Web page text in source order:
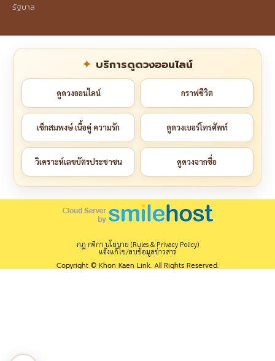
รัฐบาล
บริการดูดวงออนไลน์
ดูดวงออนไลน์ กราฟชีวิต
เช็กสมพงษ์ เนื้อคู่ ความรัก ดูดวงเบอร์โทรศัพท์
วิเคราะห์เลขบัตรประชาชน ดูดวงจากชื่อ
กฎ กติกา นโยบาย (Rules & Privacy Policy)
แจ้งแก้ไข/ลบข้อมูลข่าวสาร
Copyright © Khon Kaen Link. All Rights Reserved.